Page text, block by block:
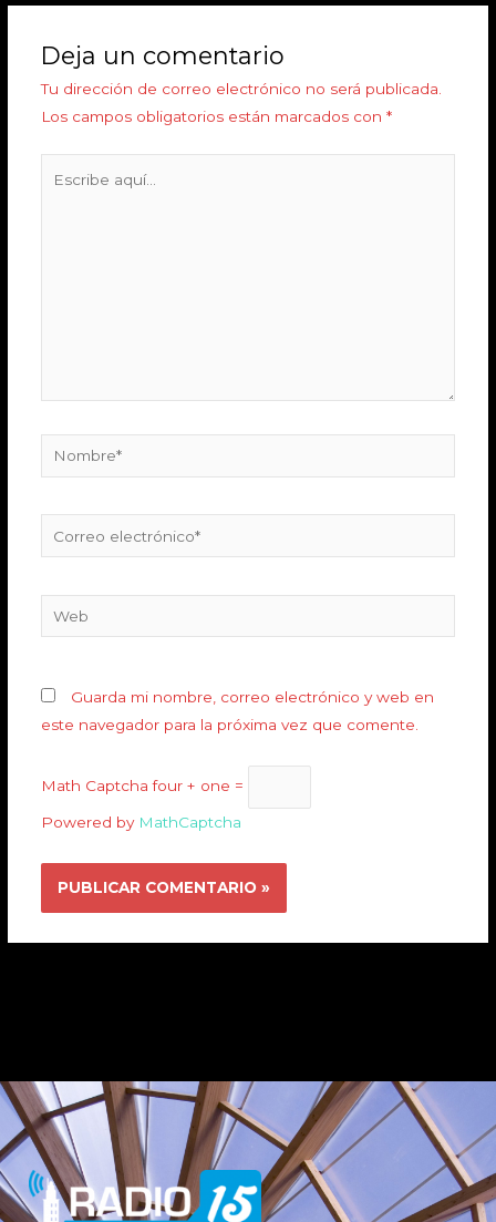
Deja un comentario
Tu dirección de correo electrónico no será publicada.
Los campos obligatorios están marcados con *
Guarda mi nombre, correo electrónico y web en
este navegador para la próxima vez que comente.
Math Captcha four + one =
Powered by MathCaptcha